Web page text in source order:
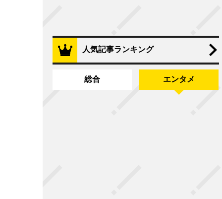
人気記事ランキング
総合 エンタメ